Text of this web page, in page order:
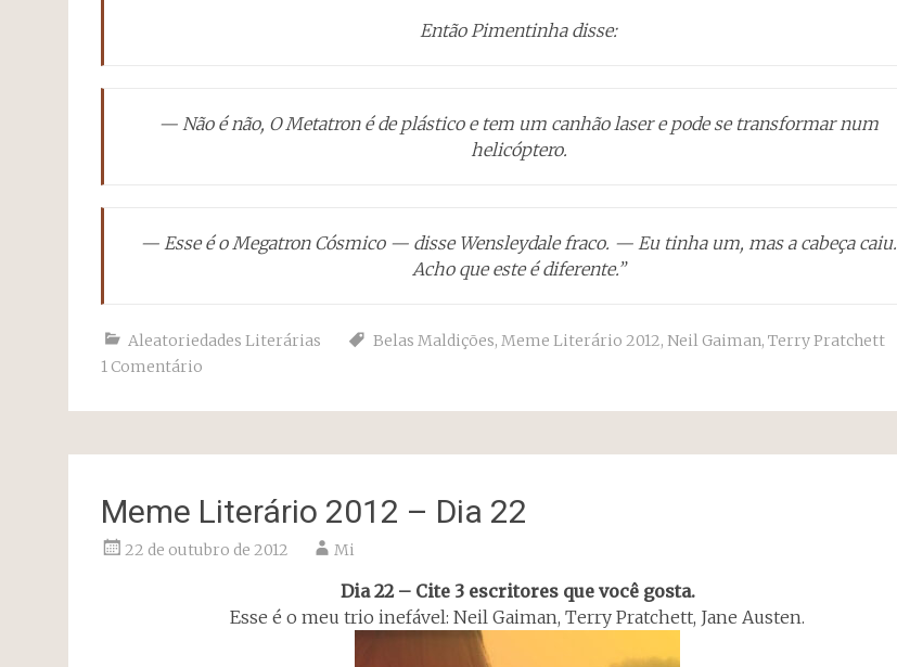
Então Pimentinha disse:
— Não é não, O Metatron é de plástico e tem um canhão laser e pode se transformar num
helicóptero.
— Esse é o Megatron Cósmico — disse Wensleydale fraco. — Eu tinha um, mas a cabeça caiu.
Acho que este é diferente.”
Aleatoriedades Literárias Belas Maldições, Meme Literário 2012, Neil Gaiman, Terry Pratchett
1 Comentário
Meme Literário 2012 – Dia 22
22 de outubro de 2012 Mi
Dia 22 – Cite 3 escritores que você gosta.
Esse é o meu trio inefável: Neil Gaiman, Terry Pratchett, Jane Austen.